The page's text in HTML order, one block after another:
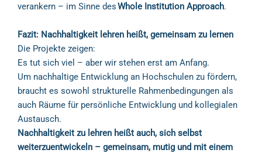
verankern – im Sinne desWhole Institution Approach.
Fazit: Nachhaltigkeit lehren heißt, gemeinsam zu lernen
Die Projekte zeigen:
Es tut sich viel – aber wir stehen erst am Anfang.
Um nachhaltige Entwicklung an Hochschulen zu fördern,
braucht es sowohl strukturelle Rahmenbedingungen als
auch Räume für persönliche Entwicklung und kollegialen
Austausch.
Nachhaltigkeit zu lehren heißt auch, sich selbst
weiterzuentwickeln – gemeinsam, mutig und mit einem